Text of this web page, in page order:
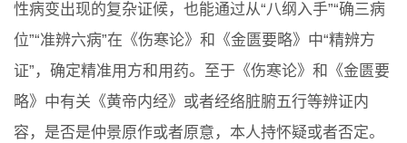
性病变出现的复杂证候，也能通过从“八纲入手”“确三病
位”“准辨六病”在《伤寒论》和《金匮要略》中“精辨方
证”，确定精准用方和用药。至于《伤寒论》和《金匮要
略》中有关《黄帝内经》或者经络脏腑五行等辨证内
容，是否是仲景原作或者原意，本人持怀疑或者否定。